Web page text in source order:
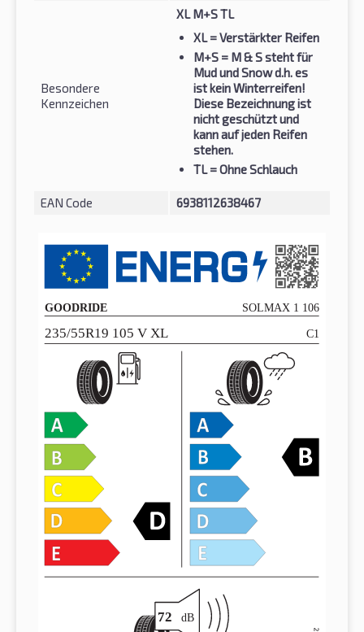
Besondere
Kennzeichen
XL M+S TL
XL= Verstärkter Reifen
M+S = M & S steht für
Mud und Snow d.h. es
ist kein Winterreifen!
Diese Bezeichnung ist
nicht geschützt und
kann auf jeden Reifen
stehen.
TL= Ohne Schlauch
EAN Code 6938112638467